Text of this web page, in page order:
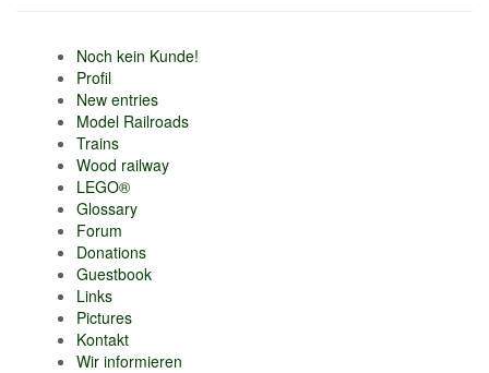
Noch kein Kunde!
Profil
New entries
Model Railroads
Trains
Wood railway
LEGO®
Glossary
Forum
Donations
Guestbook
Links
Pictures
Kontakt
Wir informieren